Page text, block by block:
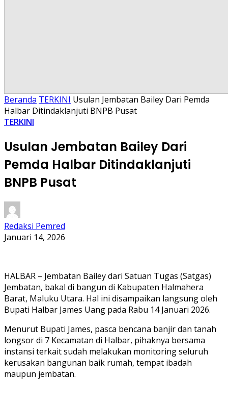
Beranda TERKINI Usulan Jembatan Bailey Dari Pemda
Halbar Ditindaklanjuti BNPB Pusat
TERKINI
Usulan Jembatan Bailey Dari
Pemda Halbar Ditindaklanjuti
BNPB Pusat
Redaksi Pemred
Januari 14, 2026
HALBAR – Jembatan Bailey dari Satuan Tugas (Satgas)
Jembatan, bakal di bangun di Kabupaten Halmahera
Barat, Maluku Utara. Hal ini disampaikan langsung oleh
Bupati Halbar James Uang pada Rabu 14 Januari 2026.
Menurut Bupati James, pasca bencana banjir dan tanah
longsor di 7 Kecamatan di Halbar, pihaknya bersama
instansi terkait sudah melakukan monitoring seluruh
kerusakan bangunan baik rumah, tempat ibadah
maupun jembatan.